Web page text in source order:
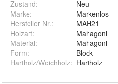
Zustand:
Neu
Marke:
Markenlos
Hersteller Nr.:
MAH21
Holzart:
Mahagoni
Material:
Mahagoni
Form:
Block
Hartholz/Weichholz: Hartholz